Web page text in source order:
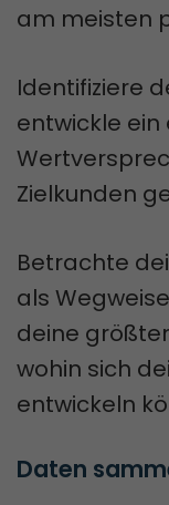
am meisten
Identifiziere
entwickle ein
Zielkunden
Betrachte
als
deine
wohin sich
entwickeln
Daten